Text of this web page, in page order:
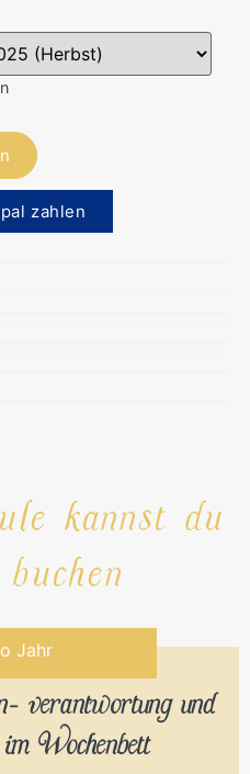
zahlen
kannst du
Jahr
verantwortung und
Wochenbett